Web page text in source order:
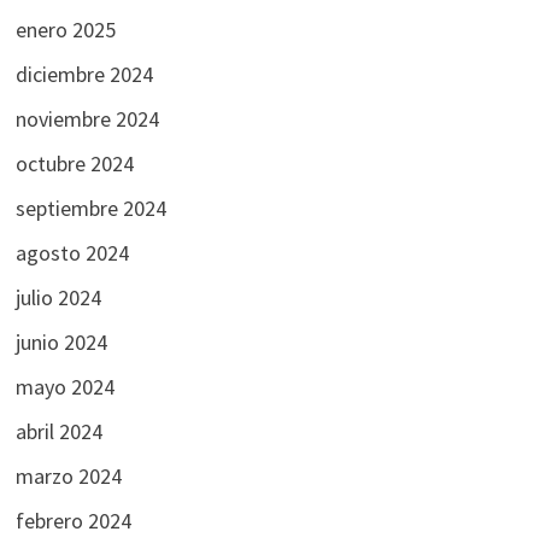
enero 2025
diciembre 2024
noviembre 2024
octubre 2024
septiembre 2024
agosto 2024
julio 2024
junio 2024
mayo 2024
abril 2024
marzo 2024
febrero 2024